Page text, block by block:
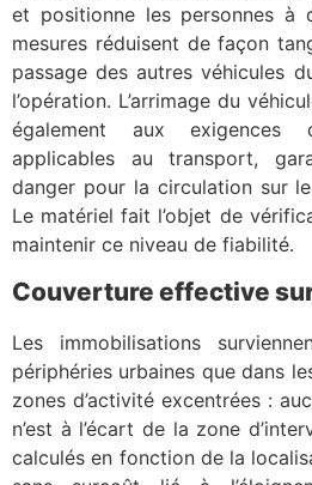
et positionne les personnes à
mesures réduisent de façon
passage des autres véhicules
l’opération. L’arrimage du
également aux exigences
applicables au transport,
danger pour la circulation sur
Le matériel fait l’objet de
maintenir ce niveau de fiabilité.
Couverture effective
Les immobilisations
périphéries urbaines que dans
zones d’activité excentrées :
n’est à l’écart de la zone
calculés en fonction de la